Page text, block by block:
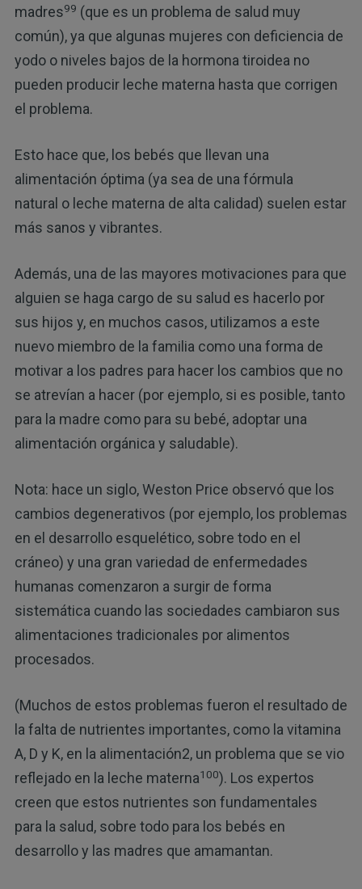
madres99 (que es un problema de salud muy
común), ya que algunas mujeres con deficiencia de
yodo o niveles bajos de la hormona tiroidea no
pueden producir leche materna hasta que corrigen
el problema.
Esto hace que, los bebés que llevan una
alimentación óptima (ya sea de una fórmula
natural o leche materna de alta calidad) suelen estar
más sanos y vibrantes.
Además, una de las mayores motivaciones para que
alguien se haga cargo de su salud es hacerlo por
sus hijos y, en muchos casos, utilizamos a este
nuevo miembro de la familia como una forma de
motivar a los padres para hacer los cambios que no
se atrevían a hacer (por ejemplo, si es posible, tanto
para la madre como para su bebé, adoptar una
alimentación orgánica y saludable).
Nota: hace un siglo, Weston Price observó que los
cambios degenerativos (por ejemplo, los problemas
en el desarrollo esquelético, sobre todo en el
cráneo) y una gran variedad de enfermedades
humanas comenzaron a surgir de forma
sistemática cuando las sociedades cambiaron sus
alimentaciones tradicionales por alimentos
procesados.
(Muchos de estos problemas fueron el resultado de
la falta de nutrientes importantes, como la vitamina
A, D y K, en la alimentación2, un problema que se vio
reflejado en la leche materna100). Los expertos
creen que estos nutrientes son fundamentales
para la salud, sobre todo para los bebés en
desarrollo y las madres que amamantan.